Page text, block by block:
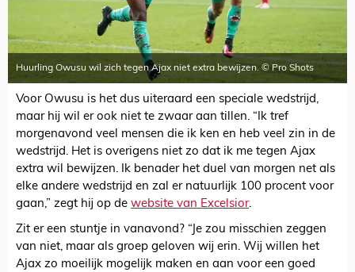
Huurling Owusu wil zich tegen Ajax niet extra bewijzen. © Pro Shots
Voor Owusu is het dus uiteraard een speciale wedstrijd,
maar hij wil er ook niet te zwaar aan tillen. “Ik tref
morgenavond veel mensen die ik ken en heb veel zin in de
wedstrijd. Het is overigens niet zo dat ik me tegen Ajax
extra wil bewijzen. Ik benader het duel van morgen net als
elke andere wedstrijd en zal er natuurlijk 100 procent voor
gaan,” zegt hij op de website van Excelsior.
Zit er een stuntje in vanavond? “Je zou misschien zeggen
van niet, maar als groep geloven wij erin. Wij willen het
Ajax zo moeilijk mogelijk maken en aan voor een goed